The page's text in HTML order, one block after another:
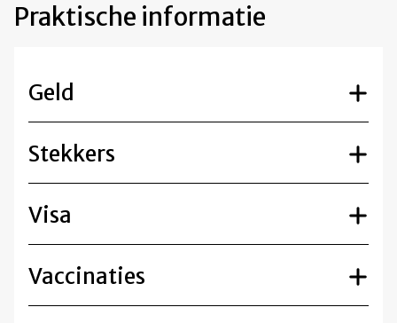
Praktische informatie
Geld
Stekkers
Visa
Vaccinaties